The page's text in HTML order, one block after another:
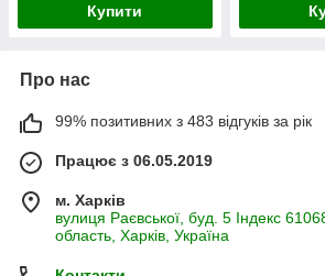
Купити
Про нас
99% позитивних з 483 відгуків за рік
Працює з 06.05.2019
м. Харків
вулиця Раєвської, буд. 5 Індекс
область, Харків, Україна